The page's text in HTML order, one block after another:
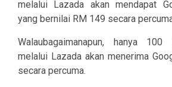
melalui Lazada akan mendapat
yang bernilai RM 149 secara
Walaubagaimanapun, hanya
melalui Lazada akan menerima
secara percuma.